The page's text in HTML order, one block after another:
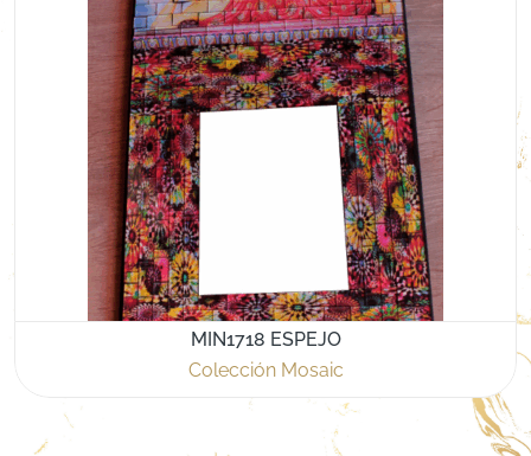
MIN1718 ESPEJO
Colección Mosaic